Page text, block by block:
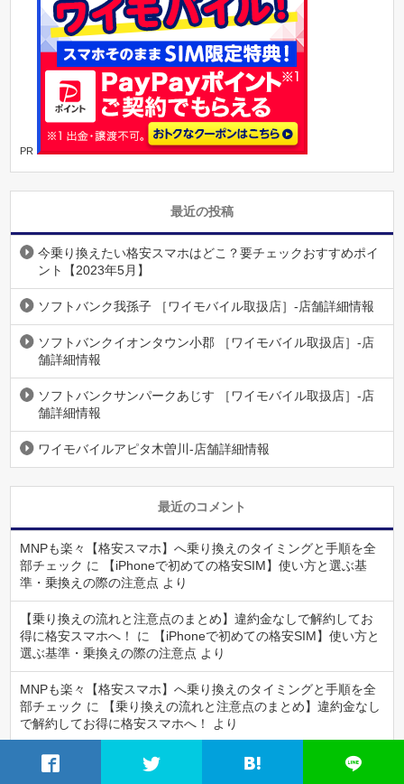
PR
最近の投稿
今乗り換えたい格安スマホはどこ？要チェックおすすめポイ
ント【2023年5月】
ソフトバンク我孫子 ［ワイモバイル取扱店］-店舗詳細情報
ソフトバンクイオンタウン小郡 ［ワイモバイル取扱店］-店
舗詳細情報
ソフトバンクサンパークあじす ［ワイモバイル取扱店］-店
舗詳細情報
ワイモバイルアピタ木曽川-店舗詳細情報
最近のコメント
MNPも楽々【格安スマホ】へ乗り換えのタイミングと手順を全
部チェック に
【iPhoneで初めての格安SIM】使い方と選ぶ基
準・乗換えの際の注意点 より
【乗り換えの流れと注意点のまとめ】違約金なしで解約してお
得に格安スマホへ！
に
【iPhoneで初めての格安SIM】使い方と
選ぶ基準・乗換えの際の注意点 より
MNPも楽々【格安スマホ】へ乗り換えのタイミングと手順を全
部チェック に
【乗り換えの流れと注意点のまとめ】違約金なし
で解約してお得に格安スマホへ！
より
LINEデータを格安スマホへ引継ぐときの注意は？ID検索はでき
る？に